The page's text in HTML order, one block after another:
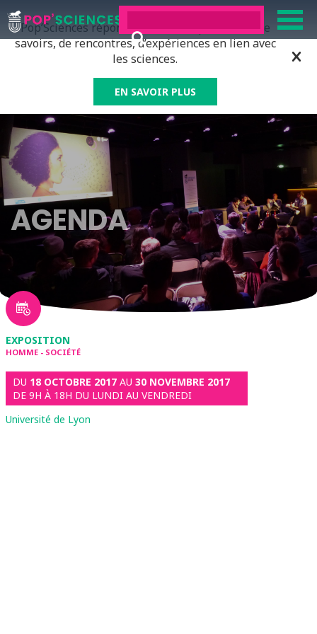
Pop’Sciences répond à tous ceux qui ont soif de
savoirs, de rencontres, d’expériences en lien avec
les sciences.
EN SAVOIR PLUS
AGENDA
EXPOSITION
HOMME - SOCIÉTÉ
DU 18 OCTOBRE 2017 AU 30 NOVEMBRE 2017
DE 9H À 18H DU LUNDI AU VENDREDI
Université de Lyon